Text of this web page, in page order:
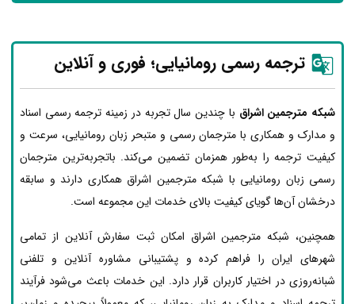
ترجمه رسمی رومانیایی؛ فوری و آنلاین
شبکه مترجمین اشراق با چندین سال تجربه در زمینه ترجمه رسمی اسناد
و مدارک و همکاری با مترجمان رسمی و متبحر زبان رومانیایی، سرعت و
کیفیت ترجمه را به‌طور همزمان تضمین می‌کند. باتجربه‌ترین مترجمان
رسمی زبان رومانیایی با شبکه مترجمین اشراق همکاری دارند و سابقه
درخشان آن‌ها گویای کیفیت بالای خدمات این مجموعه است.
همچنین، شبکه مترجمین اشراق امکان ثبت سفارش آنلاین از تمامی
شهرهای ایران را فراهم کرده و پشتیبانی مشاوره آنلاین و تلفنی
شبانه‌روزی در اختیار کاربران قرار دارد. این خدمات باعث می‌شود فرآیند